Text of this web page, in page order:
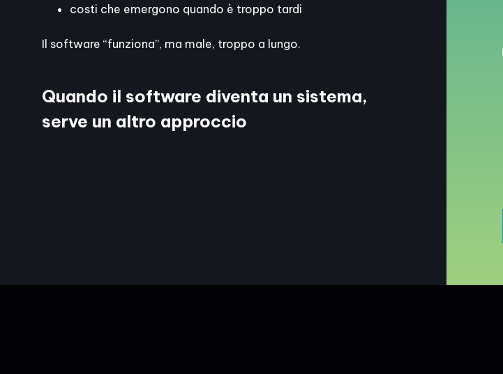
costi che emergono quando è troppo tardi
Il software “funziona”, ma male, troppo a lungo.
Quando il software diventa un sistema,
serve un altro approccio